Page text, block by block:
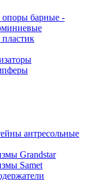
барные -
антресольные
Grandstar
Samet